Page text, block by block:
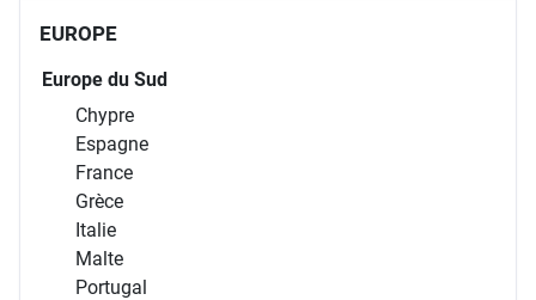
EUROPE
Europe du Sud
Chypre
Espagne
France
Grèce
Italie
Malte
Portugal